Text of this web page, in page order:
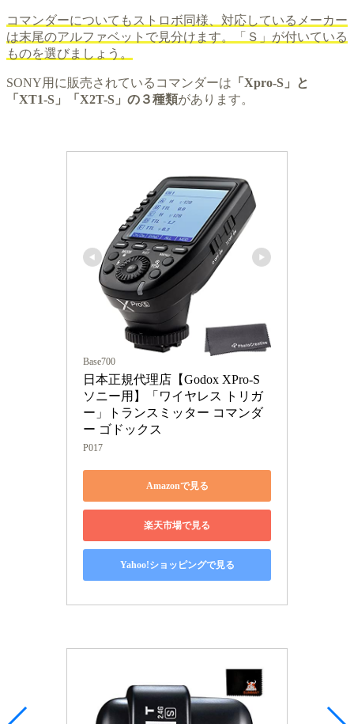
コマンダーについてもストロボ同様、対応しているメーカー
は末尾のアルファベットで見分けます。「Ｓ」が付いている
ものを選びましょう。
SONY用に販売されているコマンダーは 「Xpro-S」と
「XT1-S」「X2T-S」の３種類があります。
Base700
日本正規代理店【Godox XPro-S
ソニー用】「ワイヤレス トリガ
ー」トランスミッター コマンダ
ー ゴドックス
P017
Amazonで見る
楽天市場で見る
Yahoo!ショッピングで見る